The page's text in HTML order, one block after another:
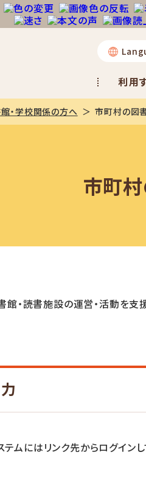
利用
・学校関係の方へ 市町村の図
市町
・読書施設の運営・活動を
にはリンク先からログインし